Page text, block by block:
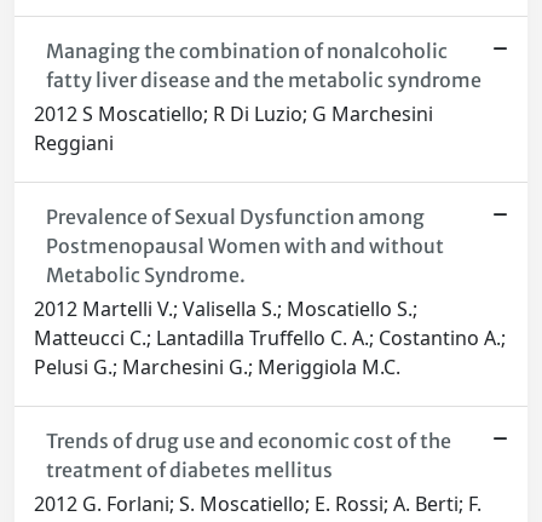
Managing the combination of nonalcoholic
fatty liver disease and the metabolic syndrome
2012 S Moscatiello; R Di Luzio; G Marchesini
Reggiani
Prevalence of Sexual Dysfunction among
Postmenopausal Women with and without
Metabolic Syndrome.
2012 Martelli V.; Valisella S.; Moscatiello S.;
Matteucci C.; Lantadilla Truffello C. A.; Costantino A.;
Pelusi G.; Marchesini G.; Meriggiola M.C.
Trends of drug use and economic cost of the
treatment of diabetes mellitus
2012 G. Forlani; S. Moscatiello; E. Rossi; A. Berti; F.